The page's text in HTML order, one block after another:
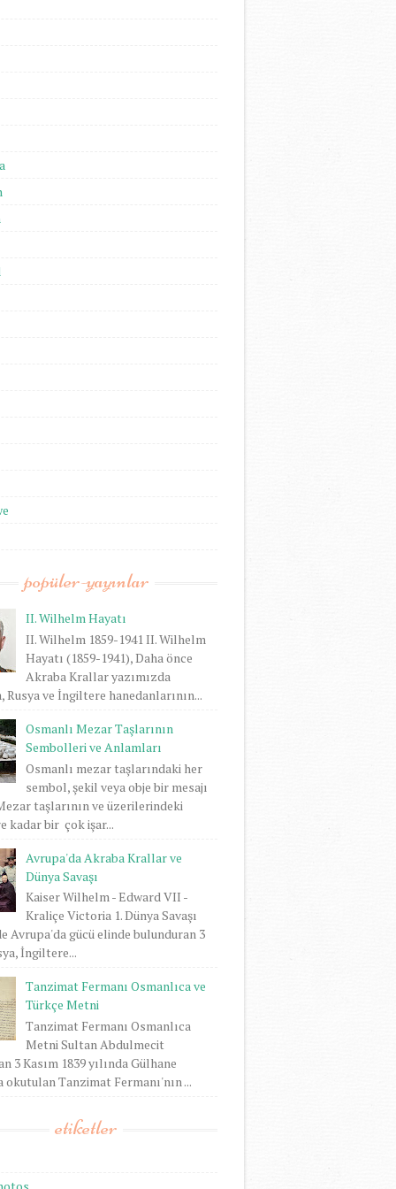
popüler-yayınlar
II. Wilhelm Hayatı
II. Wilhelm 1859-1941 II. Wilhelm
Hayatı (1859-1941), Daha önce
Akraba Krallar yazımızda
Rusya ve İngiltere hanedanlarının...
Osmanlı Mezar Taşlarının
Sembolleri ve Anlamları
Osmanlı mezar taşlarındaki her
sembol, şekil veya obje bir mesajı
taşlarının ve üzerilerindeki
kadar bir çok işar...
Avrupa'da Akraba Krallar ve
Dünya Savaşı
Kaiser Wilhelm - Edward VII -
Kraliçe Victoria 1. Dünya Savaşı
Avrupa'da gücü elinde bulunduran 3
İngiltere...
Tanzimat Fermanı Osmanlıca ve
Türkçe Metni
Tanzimat Fermanı Osmanlıca
Metni Sultan Abdulmecit
3 Kasım 1839 yılında Gülhane
okutulan Tanzimat Fermanı'nın ...
etiketler